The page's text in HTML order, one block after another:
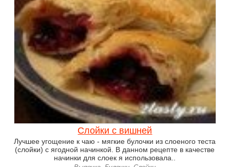
Слойки с вишней
Лучшее угощение к чаю - мягкие булочки из слоеного теста
(слойки) с ягодной начинкой. В данном рецепте в качестве
начинки для слоек я использовала..